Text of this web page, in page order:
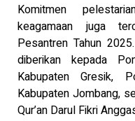
Komitmen
keagamaan juga
Pesantren Tahun
diberikan kepada
Kabupaten Gresik,
Kabupaten Jombang,
Qur’an Darul Fikri